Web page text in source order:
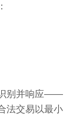
识别并响应——
法交易以最小